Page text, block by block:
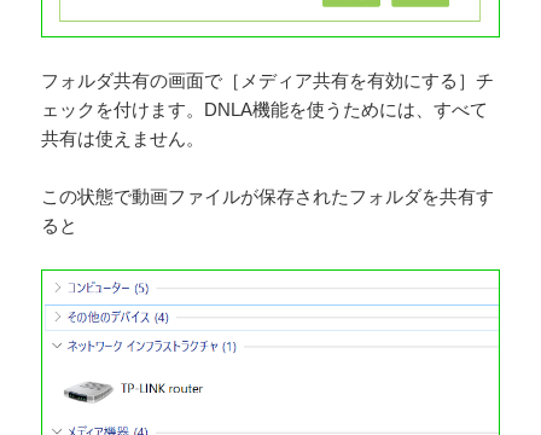
フォルダ共有の画面で［メディア共有を有効にする］チ
ェックを付けます。DNLA機能を使うためには、すべて
共有は使えません。
この状態で動画ファイルが保存されたフォルダを共有す
ると